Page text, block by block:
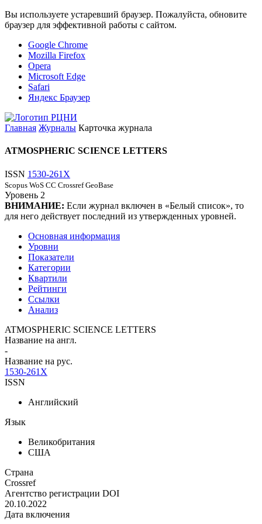
Вы используете устаревший браузер. Пожалуйста, обновите
браузер для эффективной работы с сайтом.
Google Chrome
Mozilla Firefox
Opera
Microsoft Edge
Safari
Яндекс Браузер
Главная Журналы Карточка журнала
ATMOSPHERIC SCIENCE LETTERS
ISSN 1530-261X
Scopus WoS CC Crossref GeoBase
Уровень 2
ВНИМАНИЕ: Если журнал включен в «Белый список», то
для него действует последний из утвержденных уровней.
Основная информация
Уровни
Показатели
Категории
Квартили
Рейтинги
Ссылки
Анализ
ATMOSPHERIC SCIENCE LETTERS
Название на англ.
-
Название на рус.
1530-261X
ISSN
Английский
Язык
Великобритания
США
Страна
Crossref
Агентство регистрации DOI
20.10.2022
Дата включения